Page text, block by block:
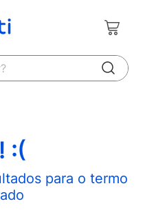
:(
para o termo